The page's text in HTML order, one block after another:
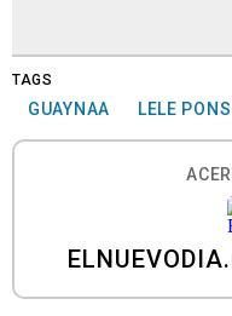
TAGS
GUAYNAA LELE PONS